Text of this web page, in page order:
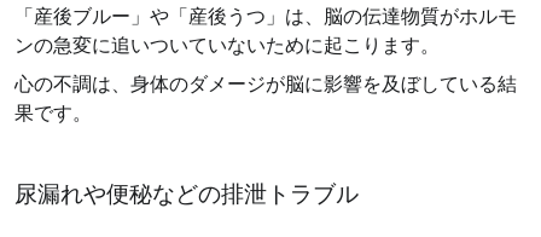
「産後ブルー」や「産後うつ」は、脳の伝達物質がホルモ
ンの急変に追いついていないために起こります。
心の不調は、身体のダメージが脳に影響を及ぼしている結
果です。
尿漏れや便秘などの排泄トラブル